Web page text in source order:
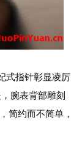
式指针彰显凌厉
腕表背部雕刻
简约而不简单，